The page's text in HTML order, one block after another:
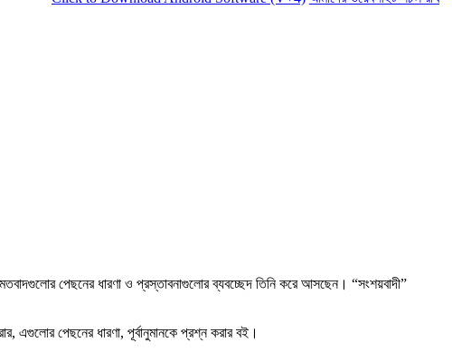
মতবাদগুলোর পেছনের ধারণা ও প্রস্তাবনাগুলোর ব্যবচ্ছেদ তিনি করে আসছেন। “সংশয়বাদী”
এগুলোর পেছনের ধারণা, পূর্বানুমানকে প্রশ্ন করার বই।